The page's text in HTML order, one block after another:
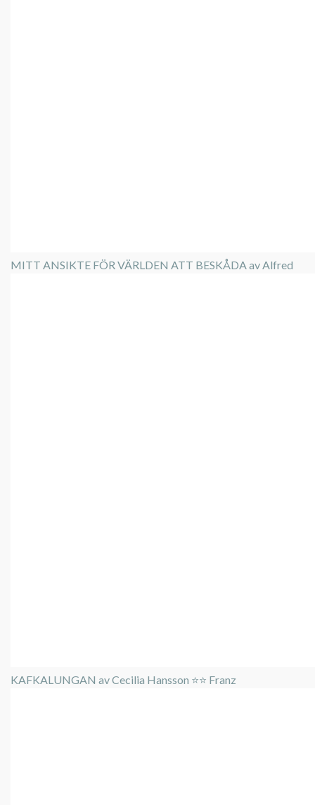
MITT ANSIKTE FÖR VÄRLDEN ATT BESKÅDA av Alfred
KAFKALUNGAN av Cecilia Hansson ⭐️⭐️ Franz